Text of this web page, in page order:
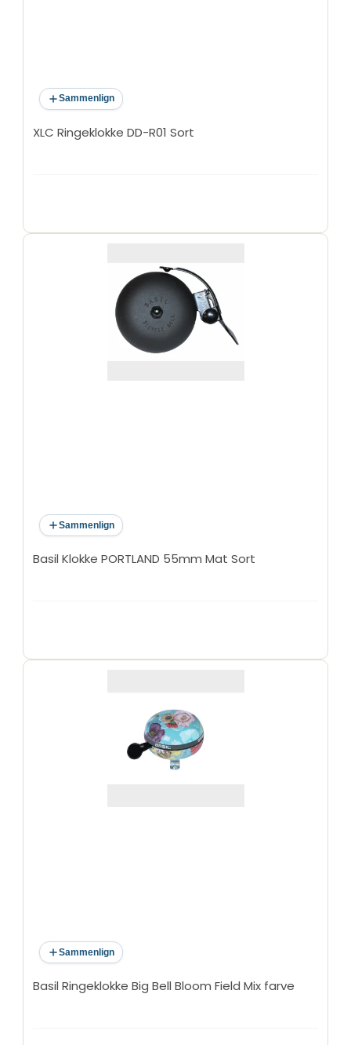
Sammenlign
XLC Ringeklokke DD-R01 Sort
Sammenlign
Basil Klokke PORTLAND 55mm Mat Sort
Sammenlign
Basil Ringeklokke Big Bell Bloom Field Mix farve